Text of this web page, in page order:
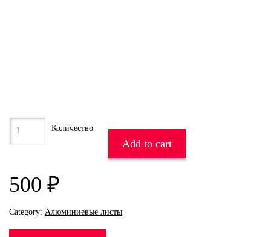
500 ₽
Add to cart
Category: Алюминиевые листы